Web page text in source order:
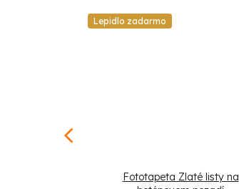
Lepidlo zadarmo
Fototapeta Zlaté listy na